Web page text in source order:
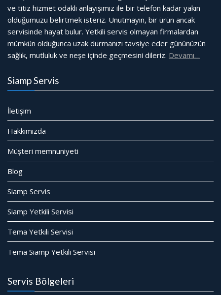
ve titiz hizmet odaklı anlayışımız ile bir telefon kadar yakın
olduğumuzu belirtmek isteriz. Unutmayın, bir ürün ancak
servisinde hayat bulur. Yetkili servis olmayan firmalardan
mümkün olduğunca uzak durmanızı tavsiye eder gününüzün
sağlık, mutluluk ve neşe içinde geçmesini dileriz. Devamı…
Siamp Servis
İletişim
Hakkımızda
Müşteri memnuniyeti
Blog
Siamp Servis
Siamp Yetkili Servisi
Tema Yetkili Servisi
Tema Siamp Yetkili Servisi
Servis Bölgeleri